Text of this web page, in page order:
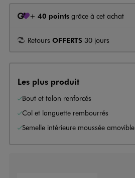
+ 40 points grâce à cet achat
Retours OFFERTS 30 jours
Les plus produit
Bout et talon renforcés
Col et languette rembourrés
Semelle intérieure moussée amovible